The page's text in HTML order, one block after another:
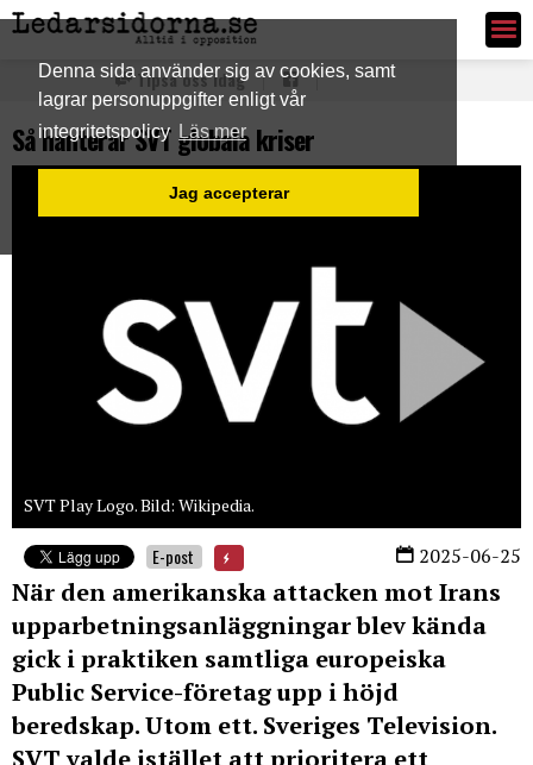
Denna sida använder sig av cookies, samt
lagrar personuppgifter enligt vår
integritetspolicy Läs mer
Jag accepterar
Ledarsidorna.se
Tipsa oss idag
Så hanterar SVT globala kriser
SVT Play Logo. Bild: Wikipedia.
2025-06-25
E-post
När den amerikanska attacken mot Irans
upparbetningsanläggningar blev kända
gick i praktiken samtliga europeiska
Public Service-företag upp i höjd
beredskap. Utom ett. Sveriges Television.
SVT valde istället att prioritera ett